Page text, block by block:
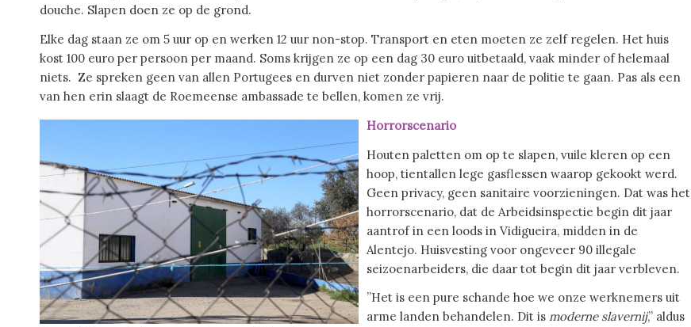
douche. Slapen doen ze op de grond.
Elke dag staan ze om 5 uur op en werken 12 uur non-stop. Transport en eten moeten ze zelf regelen. Het huis
kost 100 euro per persoon per maand. Soms krijgen ze op een dag 30 euro uitbetaald, vaak minder of helemaal
niets. Ze spreken geen van allen Portugees en durven niet zonder papieren naar de politie te gaan. Pas als een
van hen erin slaagt de Roemeense ambassade te bellen, komen ze vrij.
Horrorscenario
Houten paletten om op te slapen, vuile kleren op een
hoop, tientallen lege gasflessen waarop gekookt werd.
Geen privacy, geen sanitaire voorzieningen. Dat was het
horrorscenario, dat de Arbeidsinspectie begin dit jaar
aantrof in een loods in Vidigueira, midden in de
Alentejo. Huisvesting voor ongeveer 90 illegale
seizoenarbeiders, die daar tot begin dit jaar verbleven.
”Het is een pure schande hoe we onze werknemers uit
arme landen behandelen. Dit is moderne slavernij,” aldus